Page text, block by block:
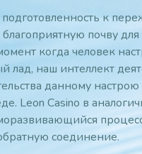
подготовленность к
благоприятную почву
когда человек
лад, наш интеллект
данному настрою
Leon Casino в
соединение.